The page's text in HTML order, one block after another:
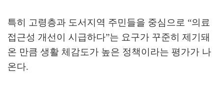
특히 고령층과 도서지역 주민들을 중심으로 “의료
접근성 개선이 시급하다”는 요구가 꾸준히 제기돼
온 만큼 생활 체감도가 높은 정책이라는 평가가 나
온다.